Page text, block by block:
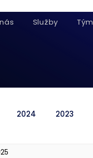
Služby Tým
2024 2023